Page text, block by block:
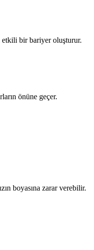
etkili bir bariyer oluşturur.
önüne geçer.
boyasına zarar verebilir.